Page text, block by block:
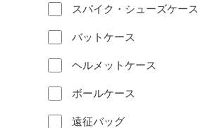
スパイク・シューズケース
バットケース
ヘルメットケース
ボールケース
遠征バッグ